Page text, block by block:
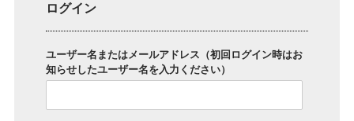
ログイン
ユーザー名またはメールアドレス（初回ログイン時はお
知らせしたユーザー名を入力ください）